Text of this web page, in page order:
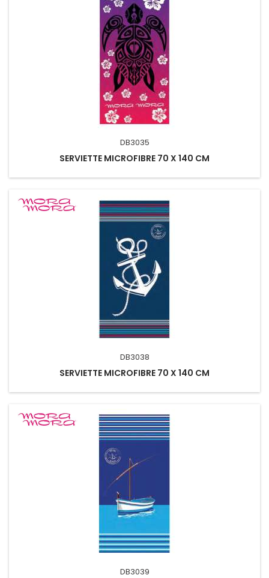
DB3035
SERVIETTE MICROFIBRE 70 X 140 CM
DB3038
SERVIETTE MICROFIBRE 70 X 140 CM
DB3039